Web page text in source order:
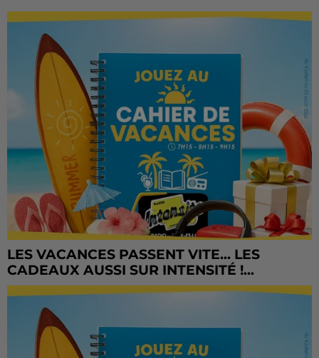
LES VACANCES PASSENT VITE... LES
CADEAUX AUSSI SUR INTENSITÉ !...